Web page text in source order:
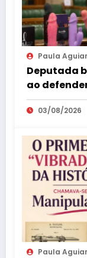
Paula Aguiar
Deputada
ao
como
03/08/2026
Paula Aguiar